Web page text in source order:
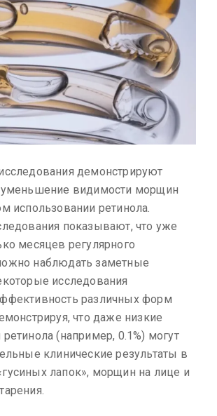
демонстрируют
уменьшение видимости морщин
использовании ретинола.
показывают, что уже
месяцев регулярного
наблюдать заметные
исследования
различных форм
что даже низкие
(например, 0.1%) могут
клинические результаты в
лапок», морщин на лице и